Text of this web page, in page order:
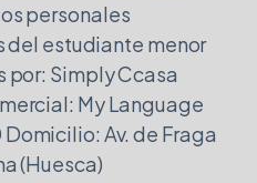
personales
del estudiante menor
Simply Ccasa
My Language
Av. de Fraga
(Huesca)